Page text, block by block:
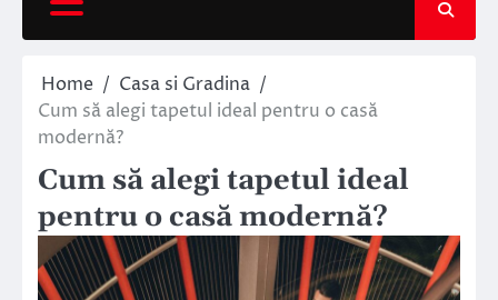
Home
Casa si Gradina
Cum să alegi tapetul ideal pentru o casă
modernă?
Cum să alegi tapetul ideal
pentru o casă modernă?